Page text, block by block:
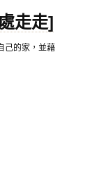
走走]
己的家，並藉